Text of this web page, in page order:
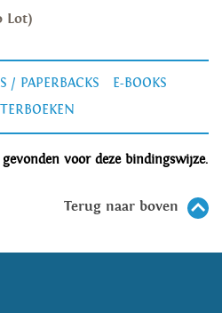
Lot)
/ PAPERBACKS
E-BOOKS
voor deze bindingswijze.
Terug naar boven